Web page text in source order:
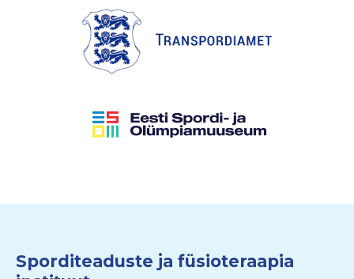
Sporditeaduste ja füsioteraapia